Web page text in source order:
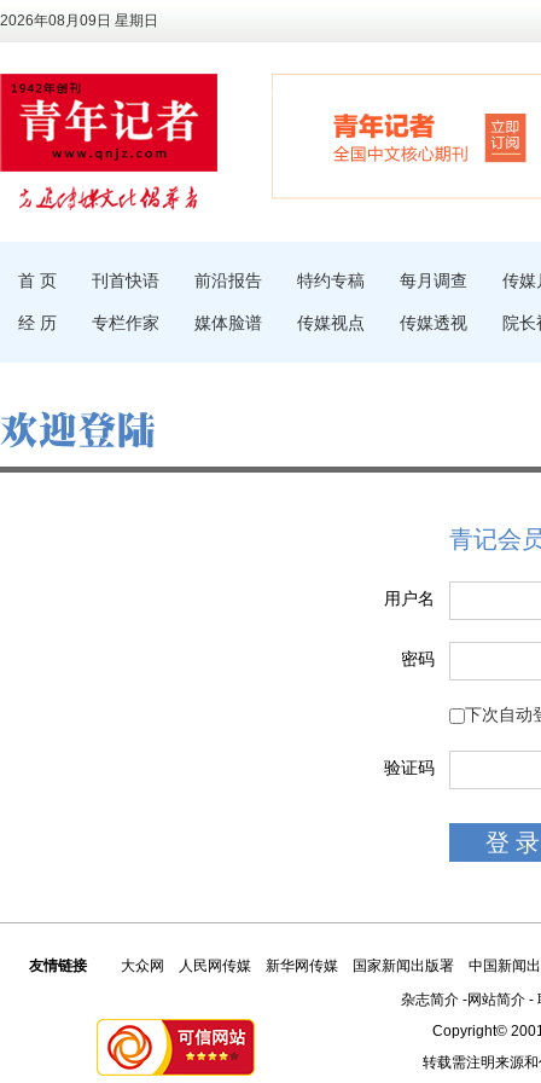
2026年08月09日 星期日
首 页 刊首快语 前沿报告 特约专稿 每月调查 传媒
经 历 专栏作家 媒体脸谱 传媒视点 传媒透视 院长
青记会
用户名
密码
下次自动
验证码
友情链接 大众网 人民网传媒 新华网传媒 国家新闻出版署
中国新闻
杂志简介 -网站简介 -
Copyright©
转载需注明来源